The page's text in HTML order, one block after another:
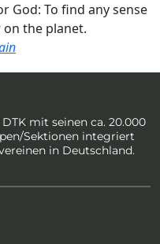
God: To find any sense
the planet.
mit seinen ca. 20.000
Sektionen integriert
in Deutschland.